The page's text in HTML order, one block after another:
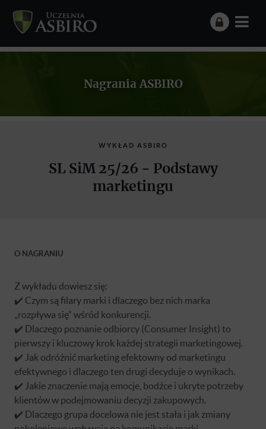
Nagrania ASBIRO
WYKŁAD ASBIRO
SL SiM 25/26 - Podstawy
marketingu
O NAGRANIU
Z wykładu dowiesz się:
✔️ Czym są filary marki i dlaczego bez nich marka
„rozpływa się” wśród konkurencji.
✔️ Dlaczego poznanie odbiorcy (Consumer Insight) to
pierwszy i kluczowy krok każdej strategii marketingowej.
✔️ Jak odróżnić marketing efektowny od marketingu
efektywnego i dlaczego ten drugi decyduje o wynikach.
✔️ Jakie znaczenie mają emocje, bodźce i ukryte potrzeby
klientów w podejmowaniu decyzji zakupowych.
✔️ Dlaczego grupa docelowa nie jest stała i jak zmiany